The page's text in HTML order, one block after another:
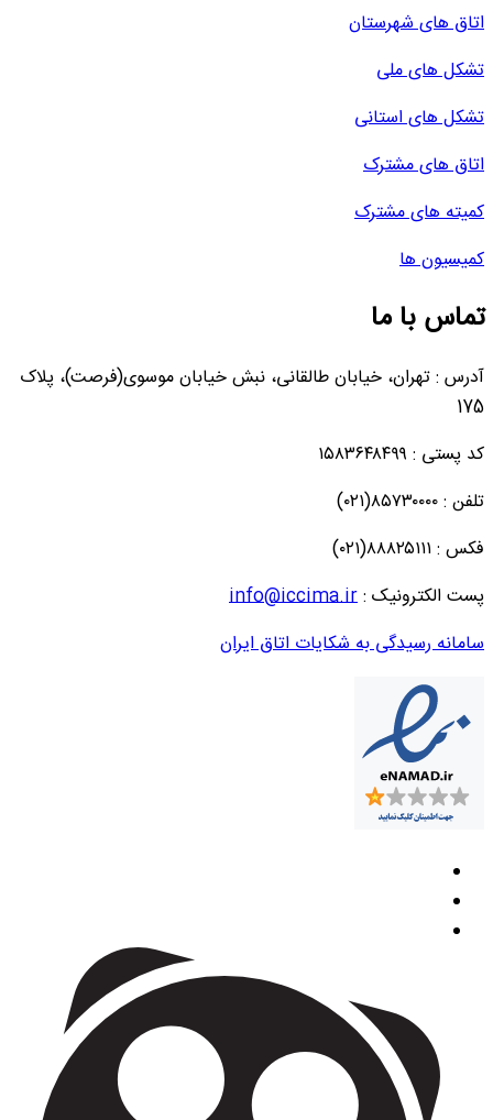
اتاق های شهرستان
تشکل های ملی
تشکل های استانی
اتاق های مشترک
کمیته های مشترک
کمیسیون ها
تماس با ما
آدرس : تهران، خیابان طالقانی، نبش خیابان موسوی(فرصت)، پلاک
175
کد پستی : ۱۵۸۳۶۴۸۴۹۹
تلفن : ۸۵۷۳۰۰۰۰(۰۲۱)
فکس : ۸۸۸۲۵۱۱۱(۰۲۱)
پست الکترونیک :info@iccima.ir
سامانه رسیدگی به شکایات اتاق ایران